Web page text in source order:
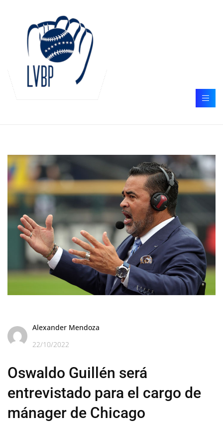
Alexander Mendoza
22/10/2022
Oswaldo Guillén será
entrevistado para el cargo de
mánager de Chicago